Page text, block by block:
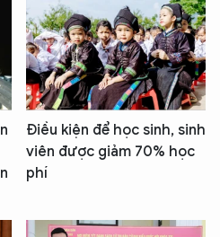
Điều kiện để học sinh, sinh
viên được giảm 70% học
phí